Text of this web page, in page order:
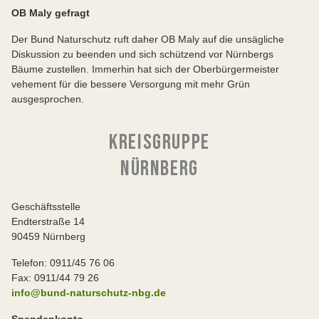
OB Maly gefragt
Der Bund Naturschutz ruft daher OB Maly auf die unsägliche
Diskussion zu beenden und sich schützend vor Nürnbergs
Bäume zustellen. Immerhin hat sich der Oberbürgermeister
vehement für die bessere Versorgung mit mehr Grün
ausgesprochen.
KREISGRUPPE
NÜRNBERG
Geschäftsstelle
Endterstraße 14
90459 Nürnberg
Telefon: 0911/45 76 06
Fax: 0911/44 79 26
info@bund-naturschutz-nbg.de